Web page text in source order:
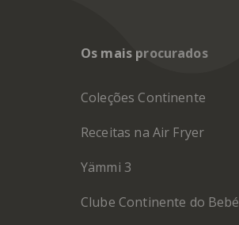
Os mais procurados
Coleções Continente
Receitas na Air Fryer
Yämmi 3
Clube Continente do Bebé